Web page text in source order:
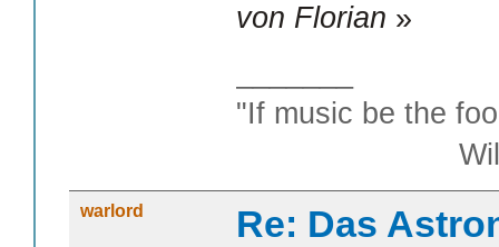
von Florian »
"If music be the
William
warlord Re: Das